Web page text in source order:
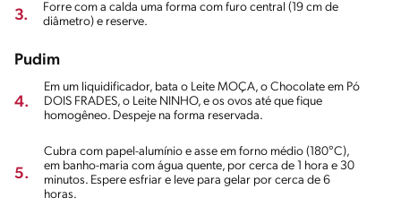
3.
Forre com a calda uma forma com furo central (19 cm de
diâmetro) e reserve.
Pudim
4.
Em um liquidificador, bata o Leite MOÇA, o Chocolate em Pó
DOIS FRADES, o Leite NINHO, e os ovos até que fique
homogêneo. Despeje na forma reservada.
5.
Cubra com papel-alumínio e asse em forno médio (180°C),
em banho-maria com água quente, por cerca de 1 hora e 30
minutos. Espere esfriar e leve para gelar por cerca de 6
horas.